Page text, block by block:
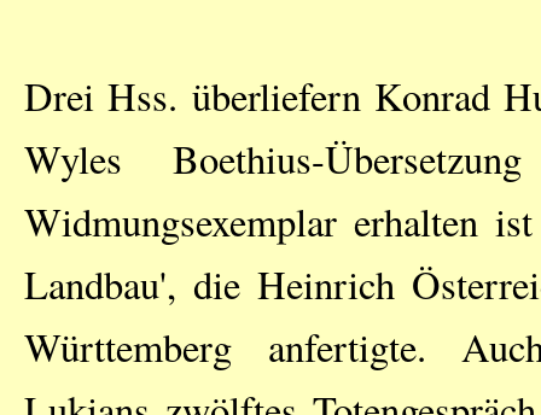
Drei Hss. überliefern Konrad
Wyles Boethius-
Widmungsexemplar erhalten
Landbau', die Heinrich
Württemberg anfertigte.